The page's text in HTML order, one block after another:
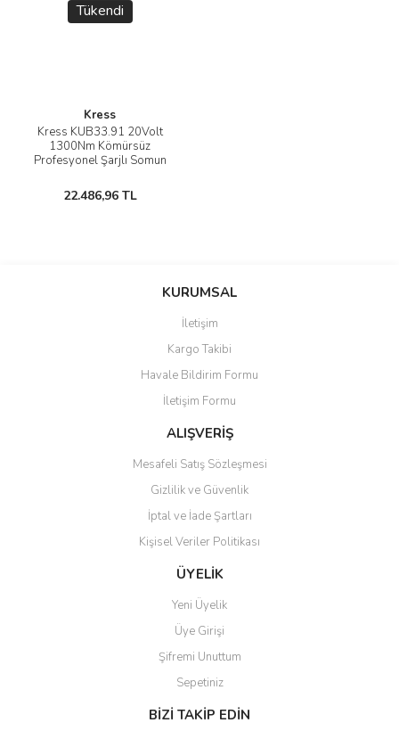
Tükendi
Kress
Kress KUB33.91 20Volt
1300Nm Kömürsüz
Profesyonel Şarjlı Somun
22.486,96 TL
KURUMSAL
İletişim
Kargo Takibi
Havale Bildirim Formu
İletişim Formu
ALIŞVERİŞ
Mesafeli Satış Sözleşmesi
Gizlilik ve Güvenlik
İptal ve İade Şartları
Kişisel Veriler Politikası
ÜYELİK
Yeni Üyelik
Üye Girişi
Şifremi Unuttum
Sepetiniz
BİZİ TAKİP EDİN